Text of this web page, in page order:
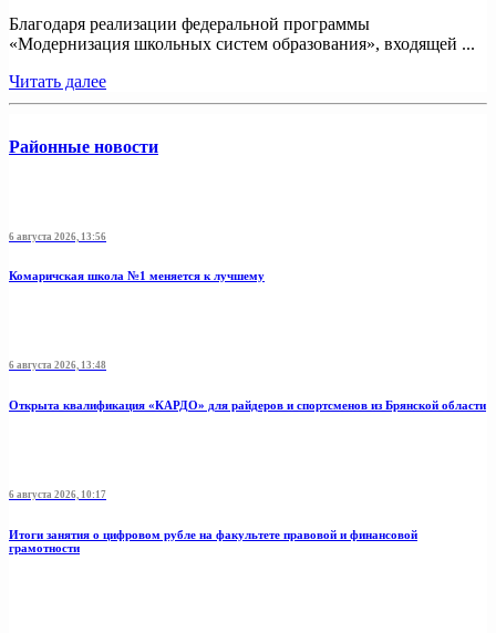
Благодаря реализации федеральной программы
«Модернизация школьных систем образования», входящей ...
Читать далее
Районные новости
6 августа 2026, 13:56
Комаричская школа №1 меняется к лучшему
6 августа 2026, 13:48
Открыта квалификация «КАРДО» для райдеров и спортсменов из Брянской области
6 августа 2026, 10:17
Итоги занятия о цифровом рубле на факультете правовой и финансовой
грамотности